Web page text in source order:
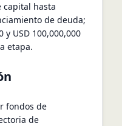
capital hasta
de deuda;
USD 100,000,000
etapa.
fondos de
de